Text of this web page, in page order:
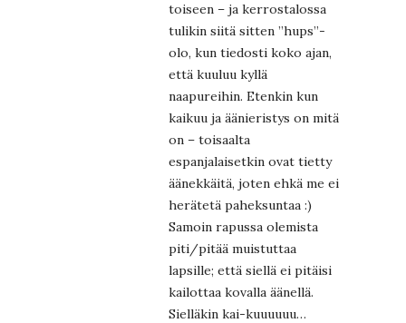
toiseen – ja kerrostalossa
tulikin siitä sitten ”hups”-
olo, kun tiedosti koko ajan,
että kuuluu kyllä
naapureihin. Etenkin kun
kaikuu ja äänieristys on mitä
on – toisaalta
espanjalaisetkin ovat tietty
äänekkäitä, joten ehkä me ei
herätetä paheksuntaa :)
Samoin rapussa olemista
piti/pitää muistuttaa
lapsille; että siellä ei pitäisi
kailottaa kovalla äänellä.
Sielläkin kai-kuuuuuu…